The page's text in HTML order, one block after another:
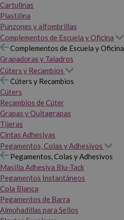
Cartulinas
Plastilina
Punzones y alfombrillas
Complementos de Escuela y Oficina
Complementos de Escuela y Oficina
Grapadoras y Taladros
Cúters y Recambios
Cúters y Recambios
Cúters
Recambios de Cúter
Grapas y Quitagrapas
Tijeras
Cintas Adhesivas
Pegamentos, Colas y Adhesivos
Pegamentos, Colas y Adhesivos
Masilla Adhesiva Blu-Tack
Pegamentos Instantáneos
Cola Blanca
Pegamentos de Barra
Almohadillas para Sellos